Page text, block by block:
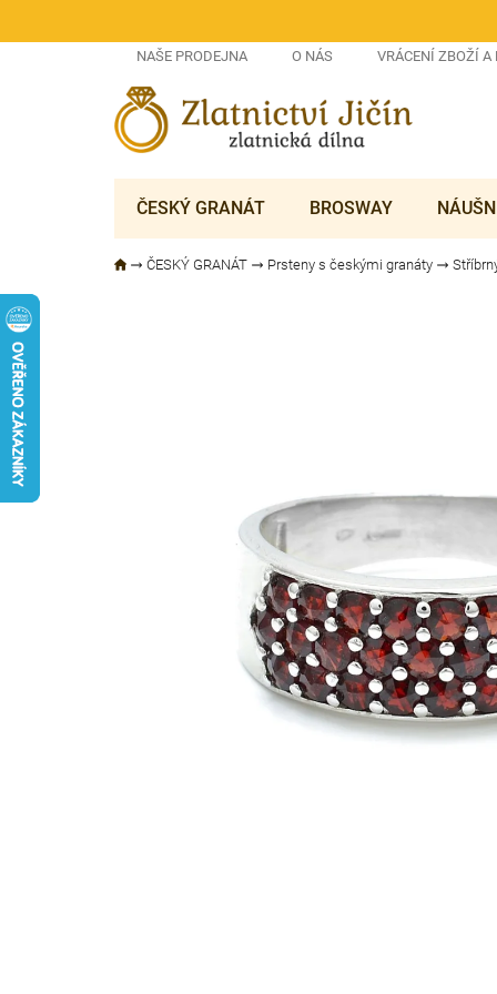
NAŠE PRODEJNA O NÁS VRÁCENÍ ZBOŽÍ A
ČESKÝ GRANÁT BROSWAY
ČESKÝ GRANÁT Prsteny s českými granáty